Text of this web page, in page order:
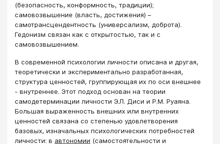
(безопасность, конформность, традиции);
самовозвышение (власть, достижения) –
самотрансцендентность (универсализм, доброта).
Гедонизм связан как с открытостью, так и с
самовозвышением.
В современной психологии личности описана и другая,
теоретически и экспериментально разработанная,
структура ценностей, группирующая их по оси внешнее
- внутреннее. Этот подход основан на теории
самодетерминации личности Э.Л. Диси и Р.М. Руаяна.
Большая выраженность внешних или внутренних
ценностей связана со степенью удовлетворения
базовых, изначальных психологических потребностей
личности: в автономии (самостоятельности и